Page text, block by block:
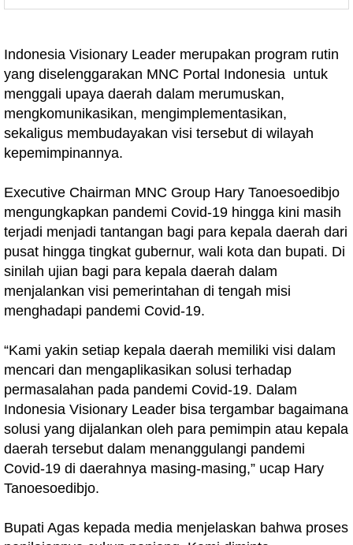
Indonesia Visionary Leader merupakan program rutin
yang diselenggarakan MNC Portal Indonesia untuk
menggali upaya daerah dalam merumuskan,
mengkomunikasikan, mengimplementasikan,
sekaligus membudayakan visi tersebut di wilayah
kepemimpinannya.
Executive Chairman MNC Group Hary Tanoesoedibjo
mengungkapkan pandemi Covid-19 hingga kini masih
terjadi menjadi tantangan bagi para kepala daerah dari
pusat hingga tingkat gubernur, wali kota dan bupati. Di
sinilah ujian bagi para kepala daerah dalam
menjalankan visi pemerintahan di tengah misi
menghadapi pandemi Covid-19.
“Kami yakin setiap kepala daerah memiliki visi dalam
mencari dan mengaplikasikan solusi terhadap
permasalahan pada pandemi Covid-19. Dalam
Indonesia Visionary Leader bisa tergambar bagaimana
solusi yang dijalankan oleh para pemimpin atau kepala
daerah tersebut dalam menanggulangi pandemi
Covid-19 di daerahnya masing-masing,” ucap Hary
Tanoesoedibjo.
Bupati Agas kepada media menjelaskan bahwa proses